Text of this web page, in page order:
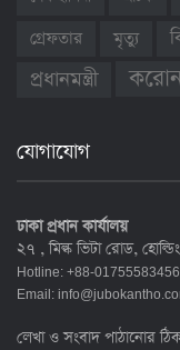
গ্রেফতার
মৃত্যু
প্রধানমন্ত্রী
যোগাযোগ
ঢাকা প্রধান কার্যালয়
২৭ , মিল্ক ভিটা রোড,
Hotline: +88-
Email:
লেখা ও সংবাদ পাঠানোর